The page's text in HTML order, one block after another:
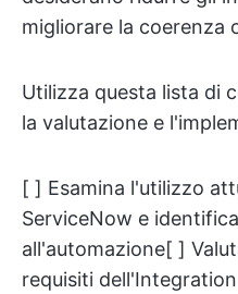
migliorare la coerenza
Utilizza questa lista di
la valutazione e
[ ] Esamina l'utilizzo
ServiceNow e
all'automazione[ ]
requisiti